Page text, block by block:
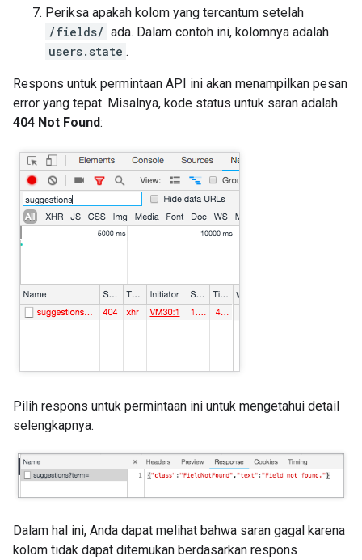
Periksa apakah kolom yang tercantum setelah
/fields/ ada. Dalam contoh ini, kolomnya adalah
users.state .
Respons untuk permintaan API ini akan menampilkan pesan
error yang tepat. Misalnya, kode status untuk saran adalah
404 Not Found:
Pilih respons untuk permintaan ini untuk mengetahui detail
selengkapnya.
Dalam hal ini, Anda dapat melihat bahwa saran gagal karena
kolom tidak dapat ditemukan berdasarkan respons